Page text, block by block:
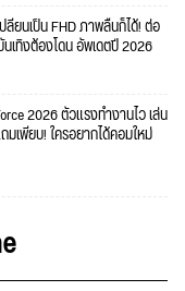
ลี่ยนเป็น FHD ภาพลื่นก็ได้! ต่อ
เทิงต้องโดน อัพเดตปี 2026
2026 ตัวแรงทำงานไว เล่น
มเพียบ! ใครอยากได้คอมใหม่